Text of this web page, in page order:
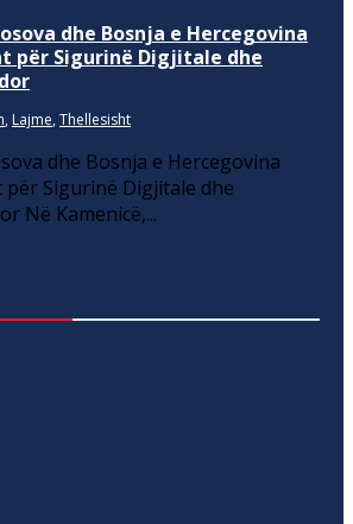
dhe Bosnja e Hercegovina
për Sigurinë Digjitale dhe
, Lajme, Thellesisht
dhe Bosnja e Hercegovina
për Sigurinë Digjitale dhe
Në Kamenicë,...